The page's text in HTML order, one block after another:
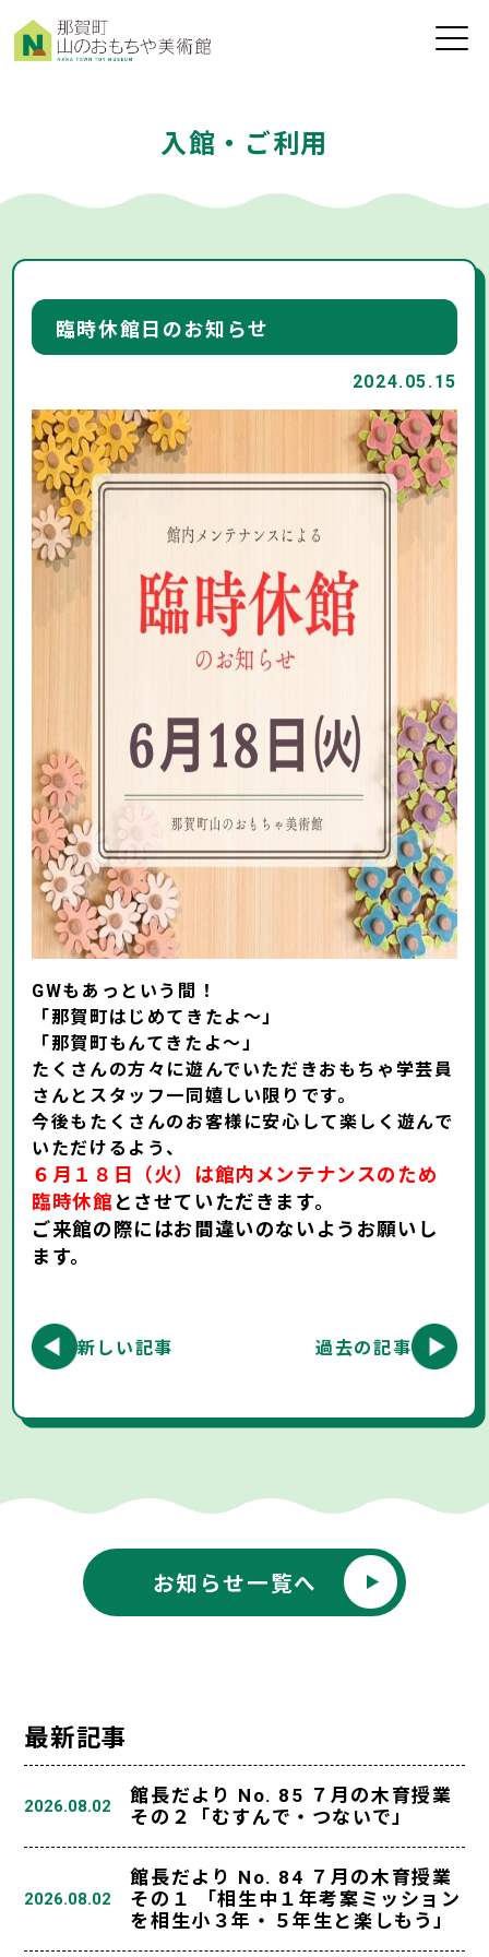
toggle
入館・ご利用
臨時休館日のお知らせ
2024.05.15
GWもあっという間！
「那賀町はじめてきたよ～」
「那賀町もんてきたよ～」
たくさんの方々に遊んでいただきおもちゃ学芸員
さんとスタッフ一同嬉しい限りです。
今後もたくさんのお客様に安心して楽しく遊んで
いただけるよう、
６月１８日（火）は館内メンテナンスのため
臨時休館 とさせていただきます。
ご来館の際にはお間違いのないようお願いし
ます。
新しい記事 過去の記事
お知らせ一覧へ
最新記事
2026.08.02
館長だより No. 85 ７月の木育授業
その２「むすんで・つないで」
2026.08.02
館長だより No. 84 ７月の木育授業
その１ 「相生中１年考案ミッション
を相生小３年・５年生と楽しもう」